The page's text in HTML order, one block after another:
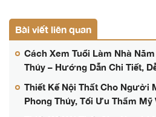
Bài viết liên quan
Cách Xem Tuổi Làm Nhà
Thủy – Hướng Dẫn Chi Tiết,
Thiết Kế Nội Thất Cho Người
Phong Thủy, Tối Ưu Thẩm Mỹ